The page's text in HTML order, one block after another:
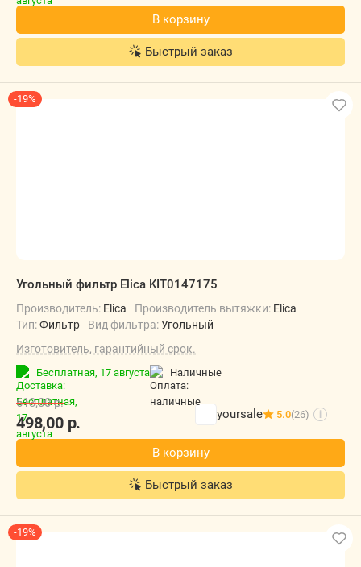
В корзину
Быстрый заказ
-19%
Угольный фильтр Elica KIT0147175
Производитель: Elica Производитель вытяжки: Elica
Тип:Фильтр Вид фильтра:Угольный
Изготовитель, гарантийный срок.
Бесплатная, 17 августа наличные
498,00р.
613,00р.
yoursale 5.0(26) i
В корзину
Быстрый заказ
-19%